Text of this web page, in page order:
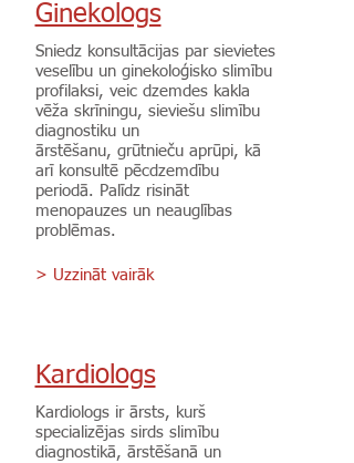
Ginekologs
Sniedz konsultācijas par sievietes
veselību un ginekoloģisko slimību
profilaksi, veic dzemdes kakla
vēža skrīningu, sieviešu slimību
diagnostiku un
ārstēšanu, grūtnieču aprūpi, kā
arī konsultē pēcdzemdību
periodā. Palīdz risināt
menopauzes un neauglības
problēmas.
> Uzzināt vairāk
Kardiologs
Kardiologs ir ārsts, kurš
specializējas sirds slimību
diagnostikā, ārstēšanā un